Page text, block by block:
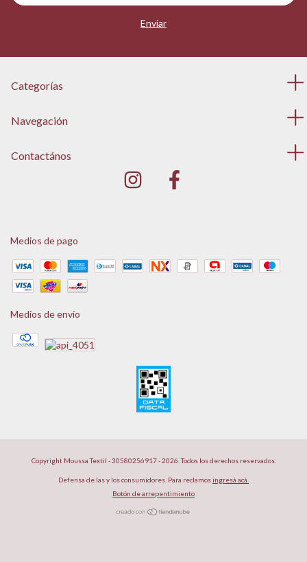
Categorías
Navegación
Contactános
Medios de pago
Medios de envío
Copyright Moussa Textil - 30580256917 - 2026. Todos los derechos reservados.
Defensa de las y los consumidores. Para reclamosingresá acá.
Botón de arrepentimiento